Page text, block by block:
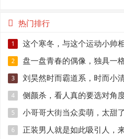
热门排行
1 这个寒冬，与这个运动小帅
2 盘一盘青春的偶像，独具一
3 刘昊然时而霸道系，时而小
4 侧颜杀，看人真的要选对角
5 小哥哥大街当众卖萌，太甜
6 正装男人就是如此吸引人，